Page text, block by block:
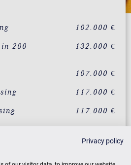
102.000 €
200
132.000 €
107.000 €
117.000 €
117.000 €
132.000 €
Privacy policy